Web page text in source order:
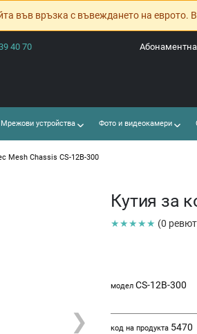
във връзка с въвеждането на
40 70
устройства Фото и видеокамери
Mesh Chassis CS-12B-300
❯
Кутия за
★★★★★ (0
модел CS-12B-300
код на продукта 5470